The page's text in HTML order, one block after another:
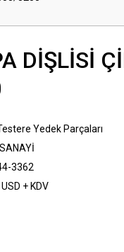
DİŞLİSİ
Yedek Parçaları
3362
+ KDV